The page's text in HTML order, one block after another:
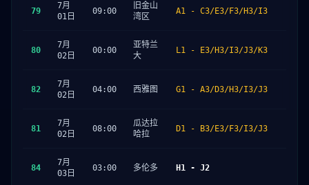
79
7月
01日
09:00
旧金山
湾区
A1 - C3/E3/F3/H3/I3
80
7月
02日
00:00
亚特兰
大
L1 - E3/H3/I3/J3/K3
82
7月
02日
04:00 西雅图 G1 - A3/D3/H3/I3/J3
81
7月
02日
08:00
瓜达拉
哈拉
D1 - B3/E3/F3/I3/J3
84
7月
03日
03:00 多伦多 H1 - J2